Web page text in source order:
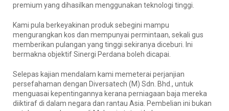
premium yang dihasilkan menggunakan teknologi tinggi.
Kami pula berkeyakinan produk sebegini mampu
mengurangkan kos dan mempunyai permintaan, sekali gus
memberikan pulangan yang tinggi sekiranya diceburi. Ini
bermakna objektif Sinergi Perdana boleh dicapai.
Selepas kajian mendalam kami memeterai perjanjian
persefahaman dengan Diversatech (M) Sdn. Bhd., untuk
menguasai kepentingannya kerana perniagaan baja mereka
diiktiraf di dalam negara dan rantau Asia. Pembelian ini bukan